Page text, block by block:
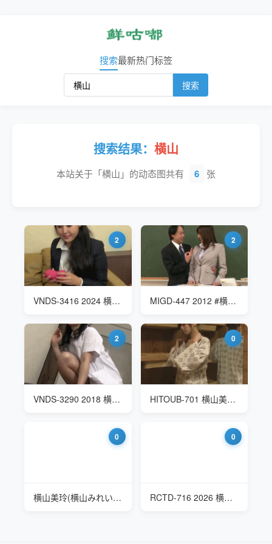
搜索最新热门标签
搜索
搜索结果： 横山
本站关于「横山」的动态图共有 6 张
2
VNDS-3416 2024 横山夏希(Yokoyama Natsuki)飞机杯推销员
2
MIGD-447 2012 #横山美玲(横山みれい Shiraishi marina) 女教师
2
VNDS-3290 2018 横山纱江子 (Saeko Yokoyama) 47岁欲求不满的送餐欧巴桑
0
HITOUB-701 横山美雪(Yokoyama Miyuki) 奥湯河原温泉
0
横山美玲(横山みれい Mirei Yokoyama) 继母好像有心事
0
RCTD-716 2026 横山夏希(Natsuki Yokoyama) 18周年纪念活动 泥泞泳池跳水（WAM）